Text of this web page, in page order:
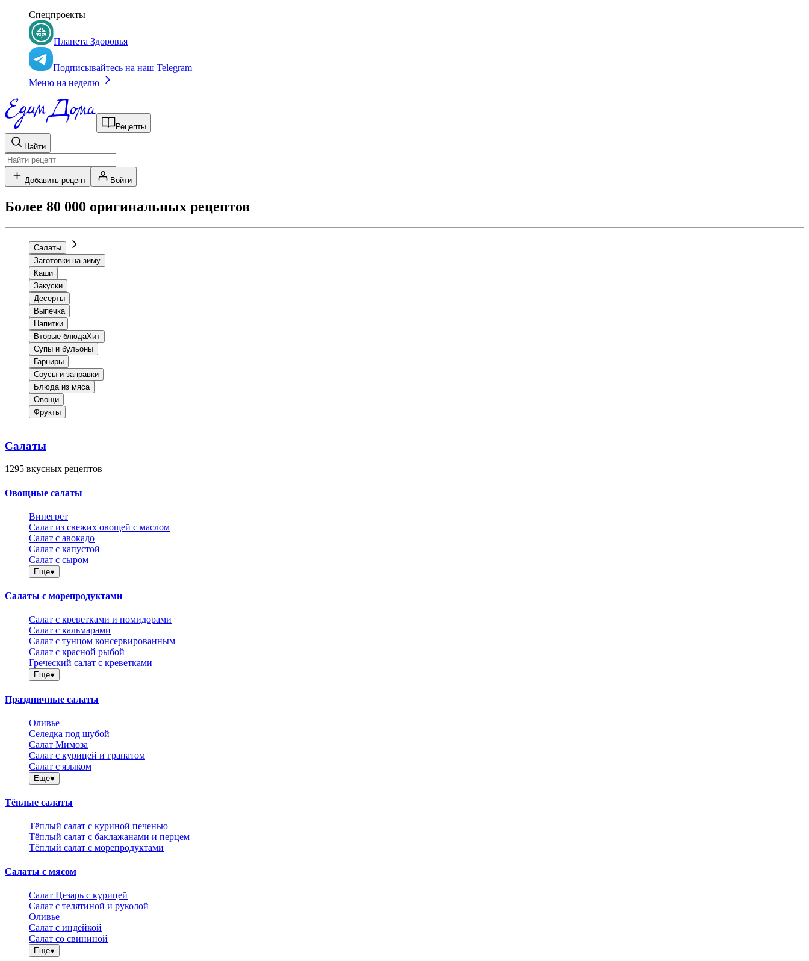
Спецпроекты
Планета Здоровья
Подписывайтесь на наш Telegram
Меню на неделю
Рецепты
Найти
Добавить рецепт Войти
Более 80 000 оригинальных рецептов
Салаты
Заготовки на зиму
Каши
Закуски
Десерты
Выпечка
Напитки
Вторые блюдаХит
Супы и бульоны
Гарниры
Соусы и заправки
Блюда из мяса
Овощи
Фрукты
Салаты
1295 вкусных рецептов
Овощные салаты
Винегрет
Салат из свежих овощей с маслом
Салат с авокадо
Салат с капустой
Салат с сыром
Еще
Салаты с морепродуктами
Салат с креветками и помидорами
Салат с кальмарами
Салат с тунцом консервированным
Салат с красной рыбой
Греческий салат с креветками
Еще
Праздничные салаты
Оливье
Селедка под шубой
Салат Мимоза
Салат с курицей и гранатом
Салат с языком
Еще
Тёплые салаты
Тёплый салат с куриной печенью
Тёплый салат с баклажанами и перцем
Тёплый салат с морепродуктами
Салаты с мясом
Салат Цезарь с курицей
Салат с телятиной и руколой
Оливье
Салат с индейкой
Салат со свининой
Еще